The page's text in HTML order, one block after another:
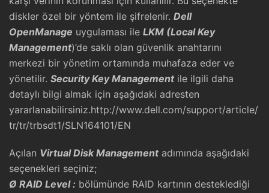
diskler özel bir yöntem ile şifrelenir. Dell
OpenManage uygulaması ile LKM (Local Key
Management)’de saklı olan güvenlik anahtarını
merkezi bir yönetim ortamında muhafaza eder ve
yönetilir. Security Key Managementile ilgili daha
detaylı bilgi almak için aşağıdaki adresten
yararlanabilirsiniz.http://www.dell.com/support/article/
tr/tr/trbsdt1/SLN164101/EN
Açılan Virtual Disk Management adımında aşağıdaki
seçenekleri seçiniz;
Ø RAID Level : bölümünde RAID kartının desteklediği